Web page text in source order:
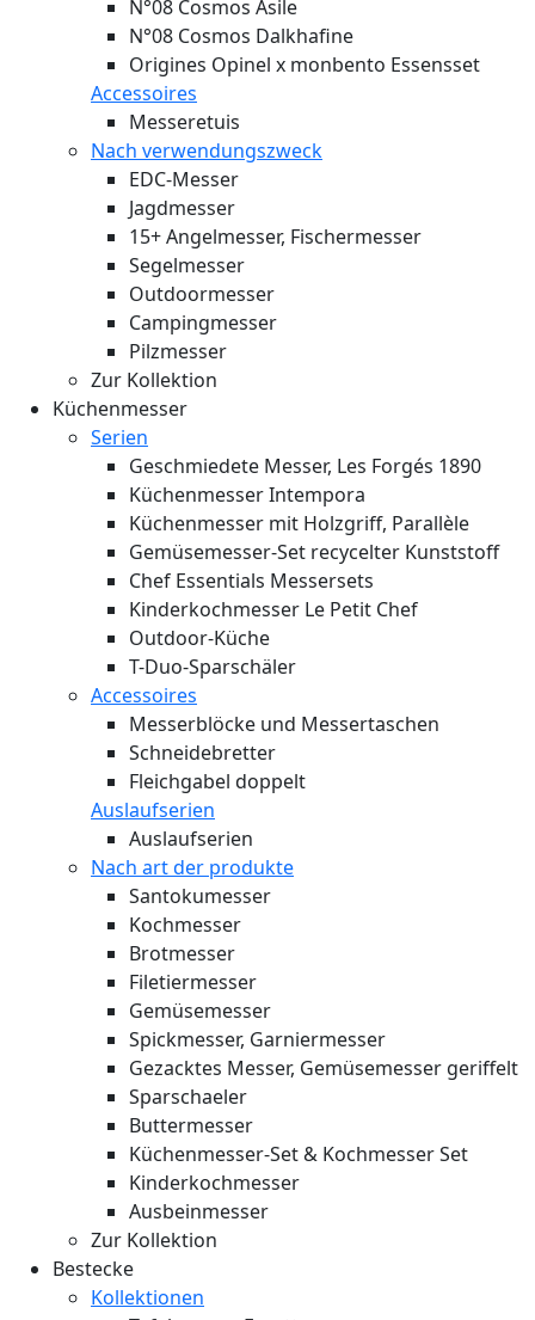
N°08 Cosmos Asile
N°08 Cosmos Dalkhafine
Origines Opinel x monbento Essensset
Accessoires
Messeretuis
Nach verwendungszweck
EDC-Messer
Jagdmesser
15+ Angelmesser, Fischermesser
Segelmesser
Outdoormesser
Campingmesser
Pilzmesser
Zur Kollektion
Küchenmesser
Serien
Geschmiedete Messer, Les Forgés 1890
Küchenmesser Intempora
Küchenmesser mit Holzgriff, Parallèle
Gemüsemesser-Set recycelter Kunststoff
Chef Essentials Messersets
Kinderkochmesser Le Petit Chef
Outdoor-Küche
T-Duo-Sparschäler
Accessoires
Messerblöcke und Messertaschen
Schneidebretter
Fleichgabel doppelt
Auslaufserien
Auslaufserien
Nach art der produkte
Santokumesser
Kochmesser
Brotmesser
Filetiermesser
Gemüsemesser
Spickmesser, Garniermesser
Gezacktes Messer, Gemüsemesser geriffelt
Sparschaeler
Buttermesser
Küchenmesser-Set & Kochmesser Set
Kinderkochmesser
Ausbeinmesser
Zur Kollektion
Bestecke
Kollektionen